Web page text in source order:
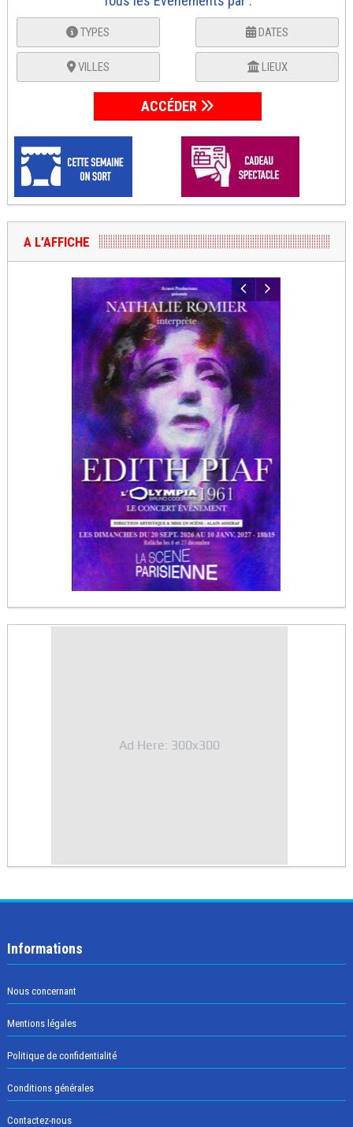
TYPES DATES
VILLES LIEUX
ACCÉDER
A L’AFFICHE
Ad Here: 300x300
Informations
Nous concernant
Mentions légales
Politique de confidentialité
Conditions générales
Contactez-nous